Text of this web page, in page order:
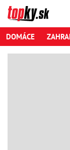
DOMÁCE